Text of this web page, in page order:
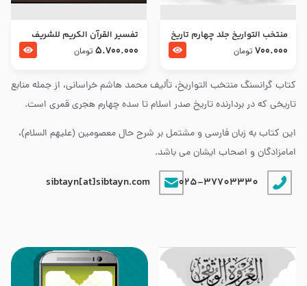
کتاب گرانسنگ منتخب التواريخ، تألیف محمد هاشم خراسانی، از جمله منابع
تاریخی که در بردارنده تاریخ صدر اسلام تا سده چهارم هجری قمری است.
این کتاب به زبان فارسی و مشتمل بر شرح حال معصومین (علیهم السلام)،
امامزادگان و اصحاب ایشان می باشد.
025-37703330
sibtayn[at]sibtayn.com
منتخب التواریخ جلد چهارم تاریخ
امام زین العابدین و امام محمد
700.000 تومان
تفسير القرآن الكريم للشريف
المرتضي قدس سرّه
5.700.000 تومان